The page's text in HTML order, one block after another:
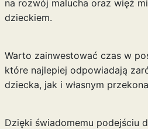
na rozwój malucha oraz więź
dzieckiem.
Warto zainwestować czas w
które najlepiej odpowiadają
dziecka, jak i własnym
Dzięki świadomemu podejściu